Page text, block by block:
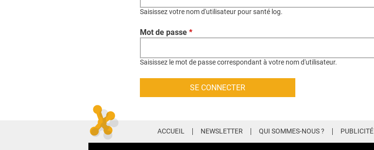
Saisissez votre nom d'utilisateur pour santé log.
Mot de passe *
Saisissez le mot de passe correspondant à votre nom d'utilisateur.
ACCUEIL NEWSLETTER QUI SOMMES-NOUS ? PUBLICITÉ